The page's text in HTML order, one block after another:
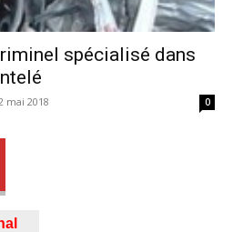
spécialisé dans
mai 2018 0